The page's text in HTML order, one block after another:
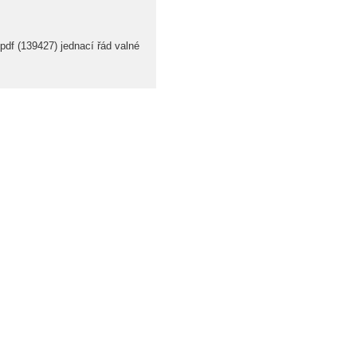
(139427) jednací řád valné